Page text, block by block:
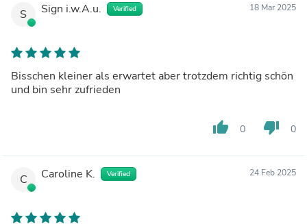
S Sign i.w.A.u. Verified 18 Mar 2025
Bisschen kleiner als erwartet aber trotzdem richtig schön
und bin sehr zufrieden
thumb_up 0 thumb_down 0
C Caroline K. Verified 24 Feb 2025